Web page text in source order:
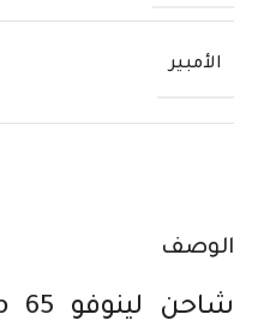
الوصف
الأمبير